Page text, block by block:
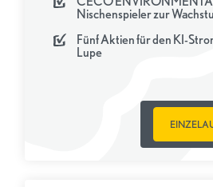
Nischenspieler zur
Fünf Aktien für den KI-
Lupe